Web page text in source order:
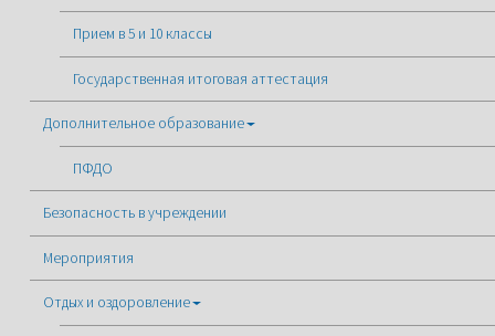
Прием в 5 и 10 классы
Государственная итоговая аттестация
Дополнительное образование
ПФДО
Безопасность в учреждении
Мероприятия
Отдых и оздоровление